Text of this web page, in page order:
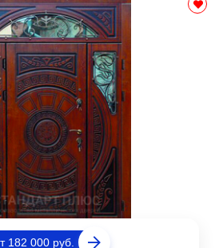
182 000 руб.